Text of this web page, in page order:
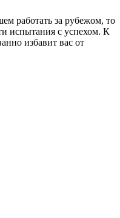
работать за рубежом, то
испытания с успехом. К
избавит вас от